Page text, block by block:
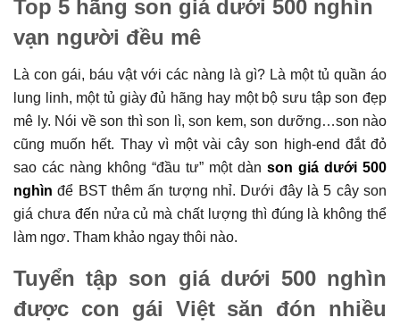
Top 5 hãng son giá dưới 500 nghìn
vạn người đều mê
Là con gái, báu vật với các nàng là gì? Là một tủ quần áo
lung linh, một tủ giày đủ hãng hay một bộ sưu tập son đẹp
mê ly. Nói về son thì son lì, son kem, son dưỡng…son nào
cũng muốn hết. Thay vì một vài cây son high-end đắt đỏ
sao các nàng không “đầu tư” một dàn son giá dưới 500
nghìn để BST thêm ấn tượng nhỉ. Dưới đây là 5 cây son
giá chưa đến nửa củ mà chất lượng thì đúng là không thể
làm ngơ. Tham khảo ngay thôi nào.
Tuyển tập son giá dưới 500 nghìn
được con gái Việt săn đón nhiều